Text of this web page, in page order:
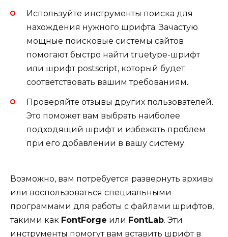
Используйте инструменты поиска для
нахождения нужного шрифта. Зачастую
мощные поисковые системы сайтов
помогают быстро найти truetype-шрифт
или шрифт postscript, который будет
соответствовать вашим требованиям.
Проверяйте отзывы других пользователей.
Это поможет вам выбрать наиболее
подходящий шрифт и избежать проблем
при его добавлении в вашу систему.
Возможно, вам потребуется развернуть архивы
или воспользоваться специальными
программами для работы с файлами шрифтов,
такими как FontForge или FontLab. Эти
инструменты помогут вам вставить шрифт в